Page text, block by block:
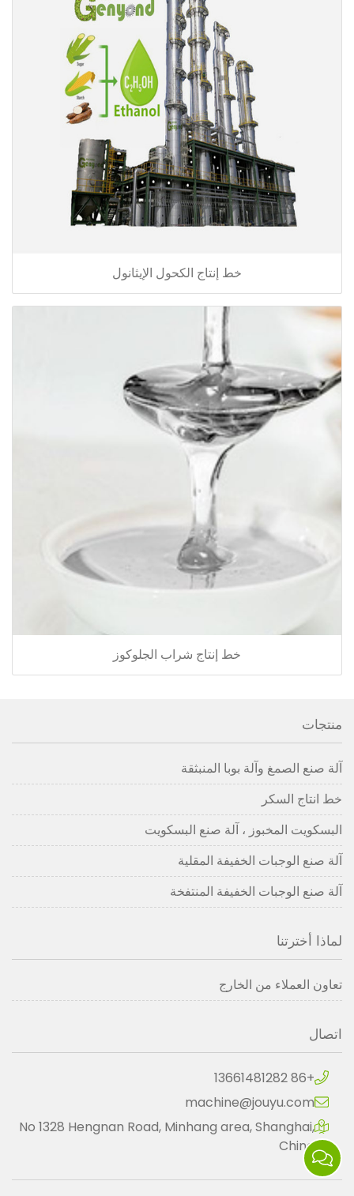
خط إنتاج الكحول الإيثانول
خط إنتاج شراب الجلوكوز
منتجات
آلة صنع الصمغ وآلة بوبا المنبثقة
خط انتاج السكر
البسكويت المخبوز ، آلة صنع البسكويت
آلة صنع الوجبات الخفيفة المقلية
آلة صنع الوجبات الخفيفة المنتفخة
لماذا أخترتنا
تعاون العملاء من الخارج
اتصال
+86 13661481282
machine@jouyu.com
No 1328 Hengnan Road, Minhang area, Shanghai,
China